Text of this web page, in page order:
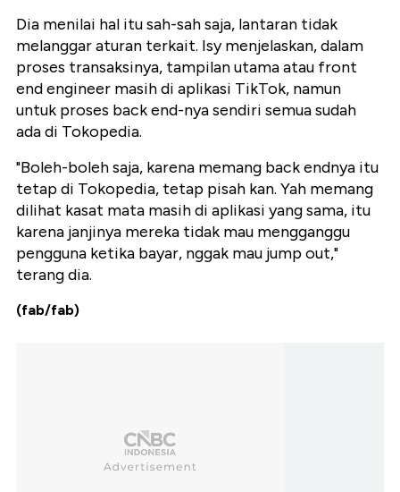
Dia menilai hal itu sah-sah saja, lantaran tidak
melanggar aturan terkait. Isy menjelaskan, dalam
proses transaksinya, tampilan utama atau front
end engineer masih di aplikasi TikTok, namun
untuk proses back end-nya sendiri semua sudah
ada di Tokopedia.
"Boleh-boleh saja, karena memang back endnya itu
tetap di Tokopedia, tetap pisah kan. Yah memang
dilihat kasat mata masih di aplikasi yang sama, itu
karena janjinya mereka tidak mau mengganggu
pengguna ketika bayar, nggak mau jump out,"
terang dia.
(fab/fab)